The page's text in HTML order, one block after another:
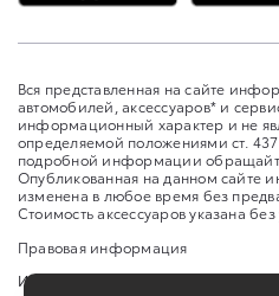
Вся представленная на сайте
автомобилей, аксессуаров* и
информационный характер и не
определяемой положениями ст.
подробной информации
Опубликованная на данном сайте
изменена в любое время без
Стоимость аксессуаров указана без
Правовая информация
Изменить настройку cookies